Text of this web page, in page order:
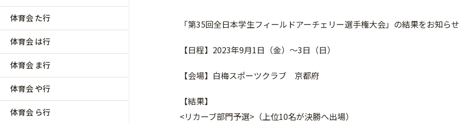
体育会 た行
体育会 は行
体育会 ま行
体育会 や行
体育会 ら行
「第35回全日本学生フィールドアーチェリー選手権大会」の結果をお知ら
【日程】2023年9月1日（金）～3日（日）
【会場】白梅スポーツクラブ 京都府
【結果】
<リカーブ部門予選>（上位10名が決勝へ出場）